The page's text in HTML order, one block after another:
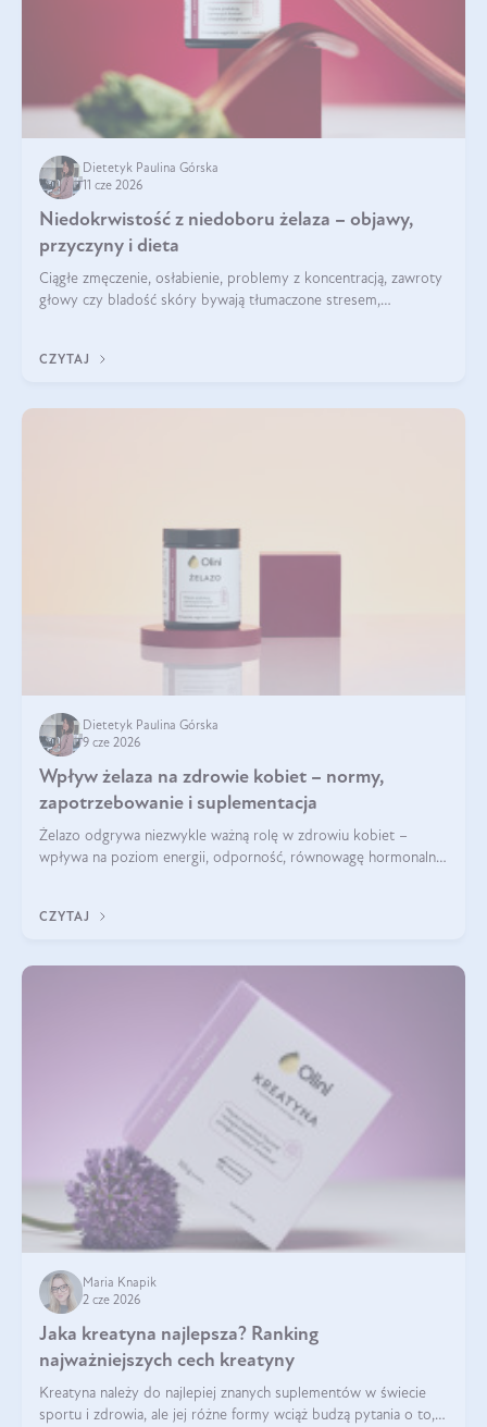
Dietetyk Paulina Górska
11 cze 2026
Niedokrwistość z niedoboru żelaza – objawy,
przyczyny i dieta
Ciągłe zmęczenie, osłabienie, problemy z koncentracją, zawroty
głowy czy bladość skóry bywają tłumaczone stresem,
CZYTAJ
Dietetyk Paulina Górska
9 cze 2026
Wpływ żelaza na zdrowie kobiet – normy,
zapotrzebowanie i suplementacja
Żelazo odgrywa niezwykle ważną rolę w zdrowiu kobiet –
wpływa na poziom energii, odporność, równowagę hormonalną
zawrotów głowy czy problemów z
CZYTAJ
Maria Knapik
2 cze 2026
Jaka kreatyna najlepsza? Ranking
najważniejszych cech kreatyny
Kreatyna należy do najlepiej znanych suplementów w świecie
sportu i zdrowia, ale jej różne formy wciąż budzą pytania o to,